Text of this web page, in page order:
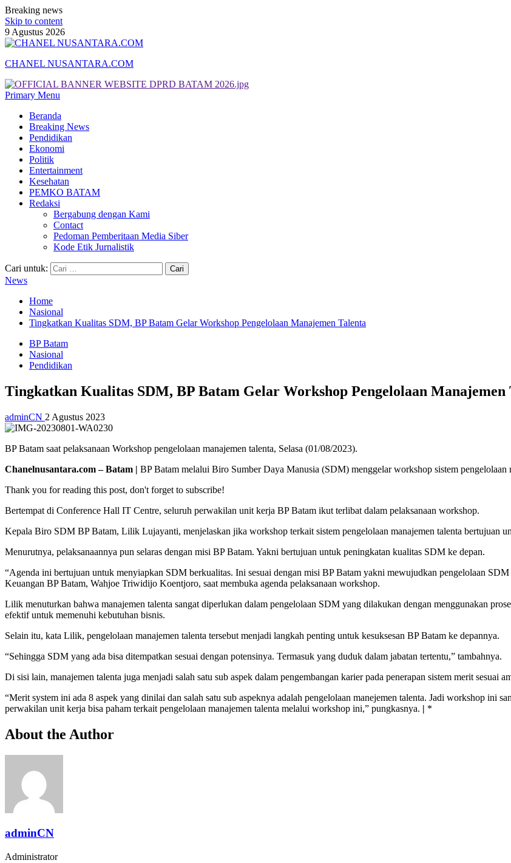
Breaking news
Skip to content
9 Agustus 2026
CHANEL NUSANTARA.COM
Primary Menu
Beranda
Breaking News
Pendidikan
Ekonomi
Politik
Entertainment
Kesehatan
PEMKO BATAM
Redaksi
Bergabung dengan Kami
Contact
Pedoman Pemberitaan Media Siber
Kode Etik Jurnalistik
Cari untuk:
News
Home
Nasional
Tingkatkan Kualitas SDM, BP Batam Gelar Workshop Pengelolaan Manajemen Talenta
BP Batam
Nasional
Pendidikan
Tingkatkan Kualitas SDM, BP Batam Gelar Workshop Pengelolaan Manajemen
adminCN 2 Agustus 2023
BP Batam saat pelaksanaan Workshop pengelolaan manajemen talenta, Selasa (01/08/2023).
Chanelnusantara.com – Batam | BP Batam melalui Biro Sumber Daya Manusia (SDM) menggelar workshop sistem pengelolaan
Thank you for reading this post, don't forget to subscribe!
Bertempat di Conference Hall IT Centre, seluruh perwakilan unit kerja BP Batam ikut terlibat dalam pelaksanaan workshop.
Kepala Biro SDM BP Batam, Lilik Lujayanti, menjelaskan jika workshop terkait sistem pengelolaan manajemen talenta bertujuan
Menurutnya, pelaksanaannya pun selaras dengan misi BP Batam. Yakni bertujuan untuk peningkatan kualitas SDM ke depan.
“Agenda ini bertujuan untuk menyiapkan SDM berkualitas. Ini sesuai dengan misi BP Batam yakni mewujudkan pengelolaan
Keuangan BP Batam, Wahjoe Triwidijo Koentjoro, saat membuka agenda pelaksanaan workshop.
Lilik menuturkan bahwa manajemen talenta sangat diperlukan dalam pengelolaan SDM yang dilakukan dengan menggunakan
efektif untuk memenuhi kebutuhan bisnis.
Selain itu, kata Lilik, pengelolaan manajemen talenta tersebut menjadi langkah penting untuk kesuksesan BP Batam ke depannya.
“Sehingga SDM yang ada bisa ditempatkan sesuai dengan potensinya. Termasuk yang duduk dalam jabatan tertentu,” tambahnya.
Di sisi lain, manajemen talenta juga menjadi salah satu sub aspek dalam pengembangan karier pada penerapan sistem merit
“Merit system ini ada 8 aspek yang dinilai dan salah satu sub aspeknya adalah pengelolaan manejemen talenta. Jadi workshop ini
perwakilan unit kerja bisa paham terkait pengelolaan manajemen talenta melalui workshop ini,” pungkasnya. | *
About the Author
adminCN
Administrator